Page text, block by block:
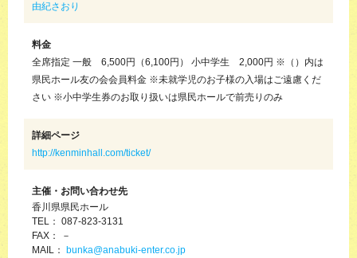
由紀さおり
料金
全席指定 一般 6,500円（6,100円） 小中学生 2,000円 ※（）内は
県民ホール友の会会員料金 ※未就学児のお子様の入場はご遠慮くだ
さい ※小中学生券のお取り扱いは県民ホールで前売りのみ
詳細ページ
http://kenminhall.com/ticket/
主催・お問い合わせ先
香川県県民ホール
TEL： 087-823-3131
FAX： －
MAIL： bunka@anabuki-enter.co.jp